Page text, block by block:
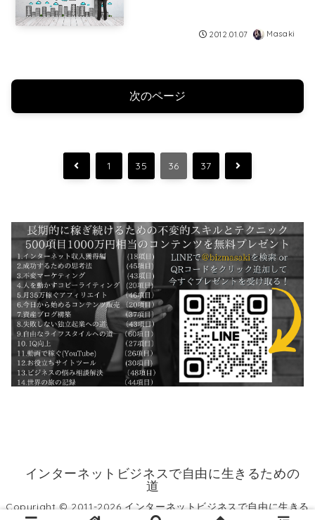
2012.01.07 Masaki
次のページ
前 1 35 36 37 次
インターネットビジネスで自由に生きるための
道
Copyright © 2011-2026 インターネットビジネスで自由に生きる